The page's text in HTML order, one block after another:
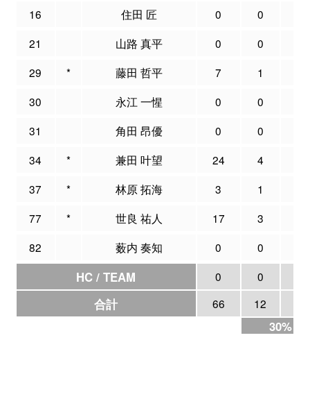
16 住田 匠 0 0
21
山路 真平 0 0
29
* 藤田 哲平 7 1
30
永江 一惺 0 0
31
角田 昂優 0 0
34
* 兼田 叶望 24 4
37
* 林原 拓海 3 1
77
* 世良 祐人 17 3
82
薮内 奏知 0 0
HC / TEAM 0 0
合計 66 12
30%